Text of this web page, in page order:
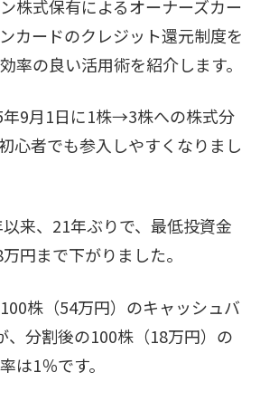
株式保有によるオーナーズカー
カードのクレジット還元制度を
率の良い活用術を紹介します。
9月1日に1株→3株への株式分
心者でも参入しやすくなりまし
来、21年ぶりで、最低投資金
円まで下がりました。
株（54万円）のキャッシュバ
、分割後の100株（18万円）の
は1％です。